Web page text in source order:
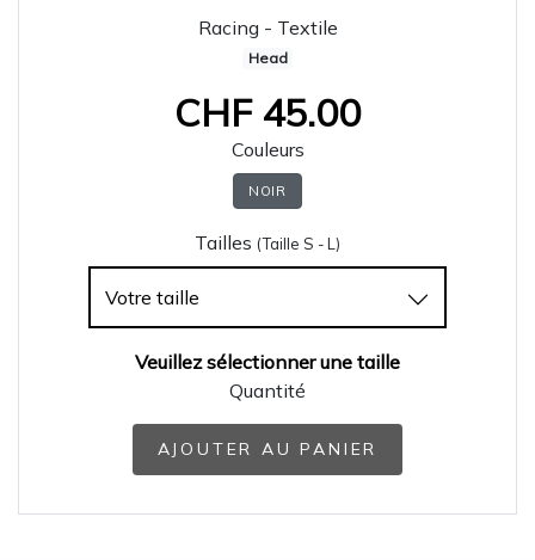
Racing - Textile
Head
CHF 45.00
Couleurs
NOIR
Tailles (Taille S - L)
Votre taille
Veuillez sélectionner une taille
Quantité
AJOUTER AU PANIER